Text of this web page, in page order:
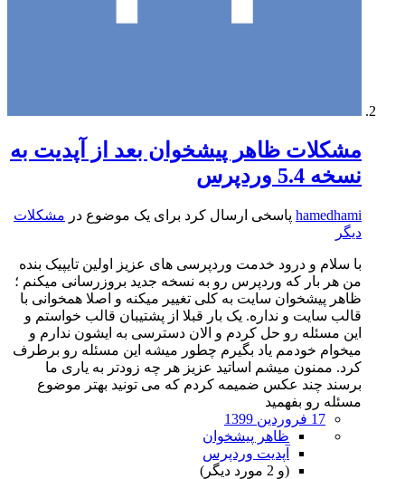
مشکلات ظاهر پیشخوان بعد از آپدیت به
نسخه 5.4 وردپرس
hamedhami پاسخی ارسال کرد برای یک موضوع در مشکلات
دیگر
با سلام و درود خدمت وردپرسی های عزیز اولین تایپیک بنده
من هر بار که وردپرس رو به نسخه جدید بروزرسانی میکنم ؛
ظاهر پیشخوان سایت به کلی تغییر میکنه و اصلا همخوانی با
قالب سایت و نداره. یک بار قبلا از پشتیبان قالب خواستم و
این مسئله رو حل کردم و الان دسترسی به ایشون ندارم و
میخوام خودمم یاد بگیرم چطور میشه این مسئله رو برطرف
کرد. ممنون میشم اساتید عزیز هر چه زودتر به یاری ما
برسند چند عکس ضمیمه کردم که می تونید بهتر موضوع
مسئله رو بفهمید
17 فروردین 1399
ظاهر پیشخوان
آپدیت وردپرس
(و 2 مورد دیگر)